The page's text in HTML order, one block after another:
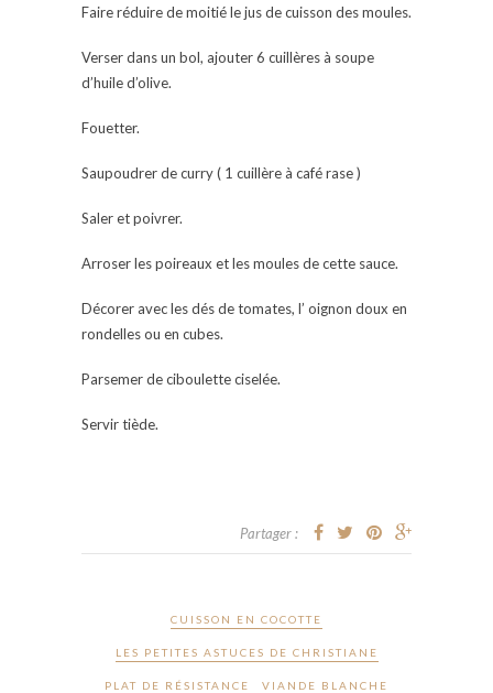
Faire réduire de moitié le jus de cuisson des moules.
Verser dans un bol, ajouter 6 cuillères à soupe
d’huile d’olive.
Fouetter.
Saupoudrer de curry ( 1 cuillère à café rase )
Saler et poivrer.
Arroser les poireaux et les moules de cette sauce.
Décorer avec les dés de tomates, l’ oignon doux en
rondelles ou en cubes.
Parsemer de ciboulette ciselée.
Servir tiède.
Partager :
CUISSON EN COCOTTE
LES PETITES ASTUCES DE CHRISTIANE
PLAT DE RÉSISTANCE VIANDE BLANCHE